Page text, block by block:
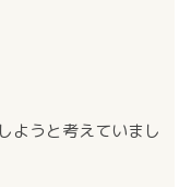
ようと考えていまし